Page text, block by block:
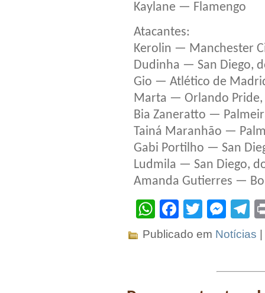
Kaylane — Flamengo
Atacantes:
Kerolin — Manchester
Dudinha — San Diego,
Gio — Atlético de
Marta — Orlando Pride,
Bia Zaneratto —
Tainá Maranhão —
Gabi Portilho — San
Ludmila — San Diego,
Amanda Gutierres —
WhatsApp
Facebook
Twitter
Publicado em Notícias